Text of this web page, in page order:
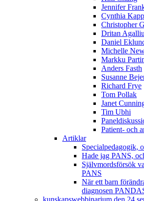
Jennifer
Cynthia
Christopher
Dritan Agalliu
Daniel
Michelle
Markku
Anders Fasth
Susanne
Richard Frye
Tom Pollak
Janet
Tim Ubhi
Patient- och
Artiklar
Specialpedagogik,
Hade jag PANS,
Självmordsförsök
PANS
När ett barn
diagnosen
kunskapswebbinarium den 24